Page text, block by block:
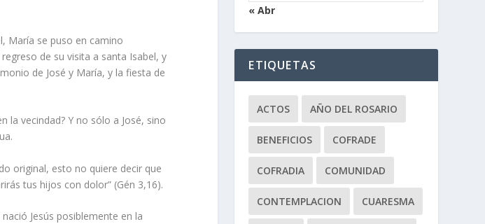
María se puso en camino
de su visita a santa Isabel, y
de José y María, y la fiesta de
la vecindad? Y no sólo a José, sino
original, esto no quiere decir que
tus hijos con dolor” (Gén 3,16).
Jesús posiblemente en la
« Abr
ETIQUETAS
ACTOS AÑO DEL ROSARIO
BENEFICIOS COFRADE
COFRADIA COMUNIDAD
CONTEMPLACION CUARESMA